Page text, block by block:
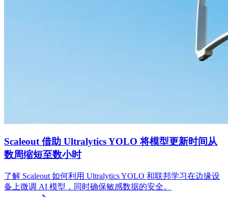
Scaleout 借助 Ultralytics YOLO 将模型更新时间从
数周缩短至数小时
了解 Scaleout 如何利用 Ultralytics YOLO 和联邦学习在边缘设
备上微调 AI 模型，同时确保敏感数据的安全。